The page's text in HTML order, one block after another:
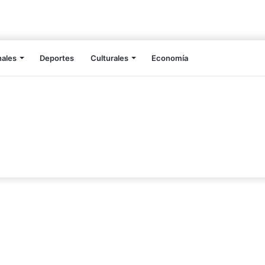
Deportes Culturales Economía